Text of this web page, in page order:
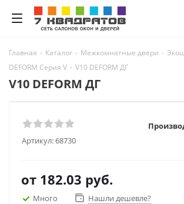
Главная - Каталог - Межкомнатные двери -
DEFORM Серия V - V10 DEFORM ДГ
V10 DEFORM ДГ
Артикул:68730
от 182.03 руб.
Много
Нашли дешевле?